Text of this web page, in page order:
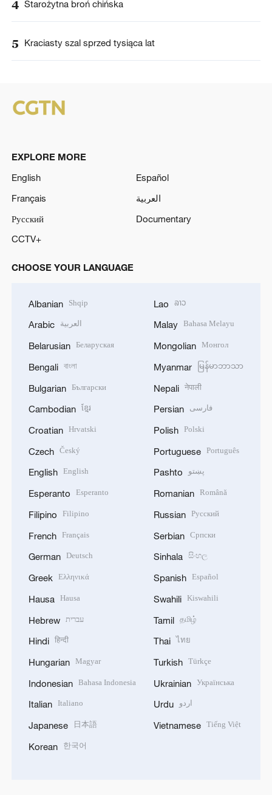
4 Starożytna broń chińska
5 Kraciasty szal sprzed tysiąca lat
EXPLORE MORE
English
Español
Français
العربية
Русский
Documentary
CCTV+
CHOOSE YOUR LANGUAGE
Albanian Shqip
Arabic العربية
Belarusian Беларуская
Bengali বাংলা
Bulgarian Български
Cambodian ខ្មែរ
Croatian Hrvatski
Czech Český
English English
Esperanto Esperanto
Filipino Filipino
French Français
German Deutsch
Greek Ελληνικά
Hausa Hausa
Hebrew עברית
Hindi हिन्दी
Hungarian Magyar
Indonesian Bahasa Indonesia
Italian Italiano
Japanese 日本語
Korean 한국어
Lao ລາວ
Malay Bahasa Melayu
Mongolian Монгол
Myanmar မြန်မာဘာသာ
Nepali नेपाली
Persian فارسی
Polish Polski
Portuguese Português
Pashto پښتو
Romanian Română
Russian Русский
Serbian Српски
Sinhala සිංහල
Spanish Español
Swahili Kiswahili
Tamil தமிழ்
Thai ไทย
Turkish Türkçe
Ukrainian Українська
Urdu اردو
Vietnamese Tiếng Việt